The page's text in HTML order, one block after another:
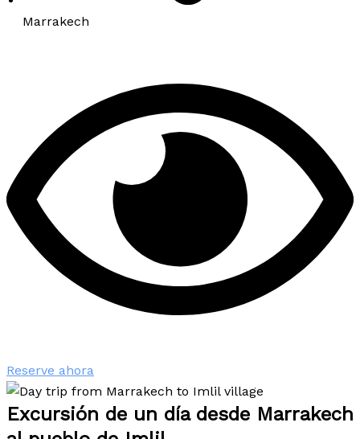
Marrakech
Reserve ahora
Excursión de un día desde Marrakech